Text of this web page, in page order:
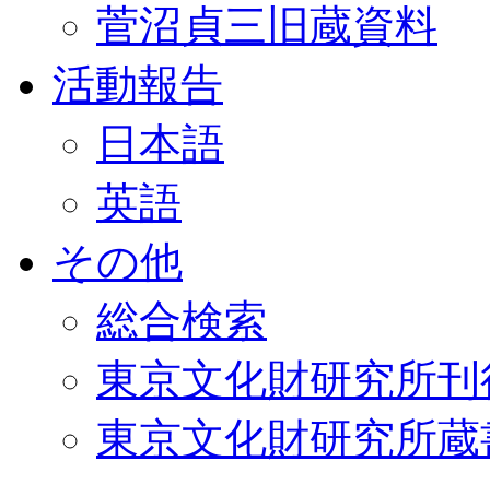
菅沼貞三旧蔵資料
活動報告
日本語
英語
その他
総合検索
東京文化財研究所
東京文化財研究所